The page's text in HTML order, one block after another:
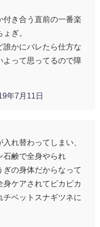
付き合う直前の一番楽
ぎ。
誰かにバレたら仕方な
よって思ってるので障
年7月11日
れ替わってしまい、
石鹸で全身やられ
ぎの身体だからなって
ケアされてピカピカ
チベットスナギツネに